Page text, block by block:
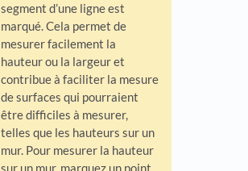
segment d’une ligne est
marqué. Cela permet de
mesurer facilement la
hauteur ou la largeur et
contribue à faciliter la mesure
de surfaces qui pourraient
être difficiles à mesurer,
telles que les hauteurs sur un
mur. Pour mesurer la hauteur